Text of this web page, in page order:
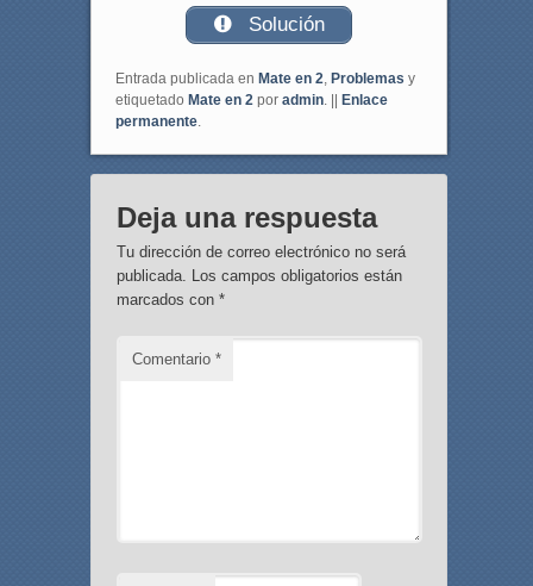
Solución
Entrada publicada en Mate en 2, Problemas y
etiquetado Mate en 2por admin. ||
Enlace
permanente.
Deja una respuesta
Tu dirección de correo electrónico no será
publicada. Los campos obligatorios están
marcados con *
Comentario *